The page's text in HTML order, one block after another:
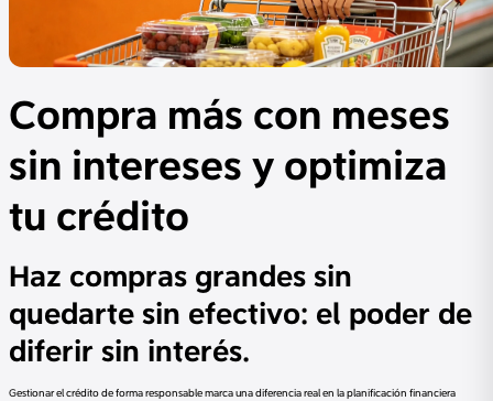
Compra más con meses
sin intereses y optimiza
tu crédito
Haz compras grandes sin
quedarte sin efectivo: el poder de
diferir sin interés.
Gestionar el crédito de forma responsable marca una diferencia real en la planificación financiera